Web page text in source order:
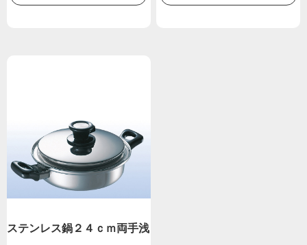
ステンレス鍋２４ｃｍ両手浅